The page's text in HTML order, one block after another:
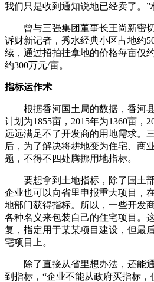
我们只是收到通知说地已经卖了。”
曾与三强集团董事长王尚新密切
诉财新记者，秀水经典小区占地约
续，通过招拍挂拿地的价格每亩仅
约300万元/亩。
指标运作术
根据香河国土局的数据，香河县
计划为1855亩，2015年为1360亩，
远远满足不了开发商的用地需求。
后，为了解决将耕地变为住宅、商
题，不得不四处腾挪用地指标。
要想拿到土地指标，除了国土部
企业也可以向省里申报重大项目，
地部门获得指标。所以，一些开发
各种名义来包装自己的住宅项目。
复，指定用于某某项目建设，但最
宅项目上。
除了直接从省里想办法，还能通
到指标，“企业不能从政府买指标